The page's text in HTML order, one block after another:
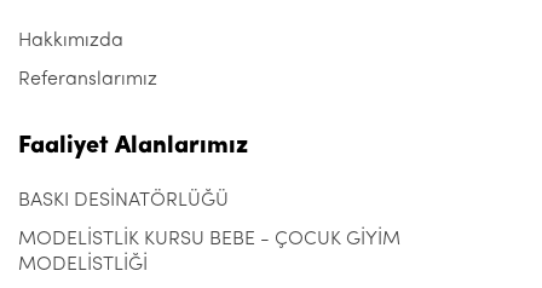
Hakkımızda
Referanslarımız
Faaliyet Alanlarımız
BASKI DESİNATÖRLÜĞÜ
MODELİSTLİK KURSU BEBE - ÇOCUK GİYİM
MODELİSTLİĞİ